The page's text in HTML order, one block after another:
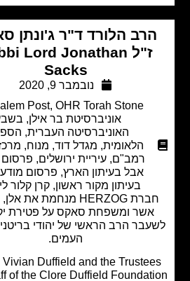
הלורד ד"ר ג'ונתן סאקס
ז"ל Rabbi Lord Jonathan
Sacks
נובמבר 9, 2020
Jerusalem Post,OHR Torah Stone
אוניברסיטת בר אילן ,בשבע,
האוניברסיטה העברית ,הספריה
הלאומית,מגדל דוד,מנוח,מרכז רפואי
,עיריית ירושלים ,פרסום מודעת
אבל בעיתון הארץ,פרסום מודעת אבל
בעיתון מקור ראשון,קרן קלור לישראל
חברת HERZOG מנחמת את אלן, אליוט,
ומשפחת סאקס על פטירת יקירם,
הרב הראשי של יהודי בריטניה וחבר
Dame Vivian Duffield and the
and staff of the Clore Duffield